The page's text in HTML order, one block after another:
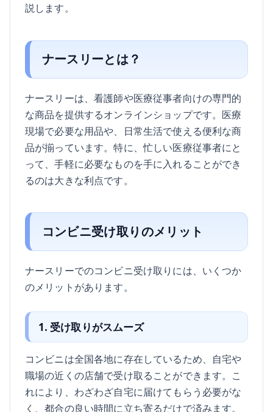
説します。
ナースリーとは？
ナースリーは、看護師や医療従事者向けの専門的
な商品を提供するオンラインショップです。医療
現場で必要な用品や、日常生活で使える便利な商
品が揃っています。特に、忙しい医療従事者にと
って、手軽に必要なものを手に入れることができ
るのは大きな利点です。
コンビニ受け取りのメリット
ナースリーでのコンビニ受け取りには、いくつか
のメリットがあります。
1. 受け取りがスムーズ
コンビニは全国各地に存在しているため、自宅や
職場の近くの店舗で受け取ることができます。こ
れにより、わざわざ自宅に届けてもらう必要がな
く、都合の良い時間に立ち寄るだけで済みます。